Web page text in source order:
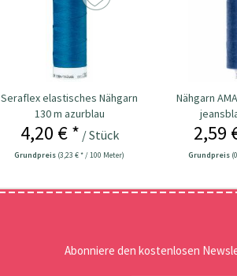
Seraflex elastisches Nähgarn
130 m azurblau
4,20 € * / Stück
Grundpreis (3,23 € * / 100 Meter)
Nähgarn
2,59
Grundpreis
Abonniere den kostenlosen